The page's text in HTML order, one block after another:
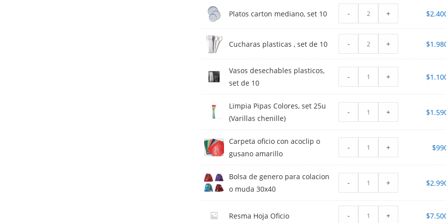
Platos carton mediano, set 10 - + $
Cucharas plasticas , set de 10 - + $
Vasos desechables plasticos,
set de 10
- + $
Limpia Pipas Colores, set 25u
(Varillas chenille)
- + $
Carpeta oficio con acoclip o
gusano amarillo
- + $
Bolsa de genero para colacion
o muda 30x40
- + $
Resma Hoja Oficio - + $